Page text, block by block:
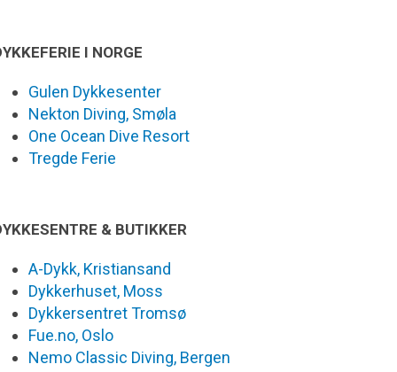
I NORGE
Gulen Dykkesenter
Nekton Diving, Smøla
One Ocean Dive Resort
Tregde Ferie
& BUTIKKER
A-Dykk, Kristiansand
Dykkerhuset, Moss
Dykkersentret Tromsø
Fue.no, Oslo
Nemo Classic Diving, Bergen